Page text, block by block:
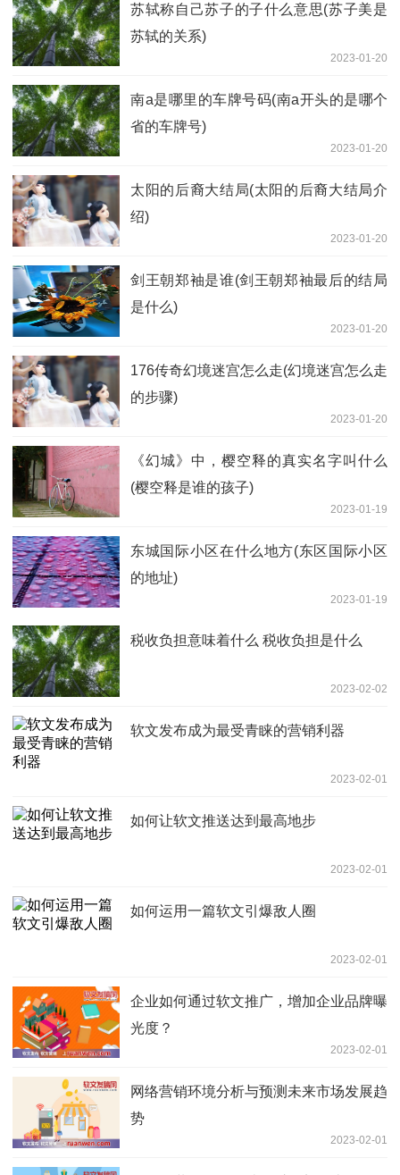
苏轼称自己苏子的子什么意思(苏子美是
苏轼的关系)
2023-01-20
南a是哪里的车牌号码(南a开头的是哪个
省的车牌号)
2023-01-20
太阳的后裔大结局(太阳的后裔大结局介
绍)
2023-01-20
剑王朝郑袖是谁(剑王朝郑袖最后的结局
是什么)
2023-01-20
176传奇幻境迷宫怎么走(幻境迷宫怎么走
的步骤)
2023-01-20
《幻城》中，樱空释的真实名字叫什么
(樱空释是谁的孩子)
2023-01-19
东城国际小区在什么地方(东区国际小区
的地址)
2023-01-19
税收负担意味着什么 税收负担是什么
2023-02-02
软文发布成为最受青睐的营销利器
2023-02-01
如何让软文推送达到最高地步
2023-02-01
如何运用一篇软文引爆敌人圈
2023-02-01
企业如何通过软文推广，增加企业品牌曝
光度？
2023-02-01
网络营销环境分析与预测未来市场发展趋
势
2023-02-01